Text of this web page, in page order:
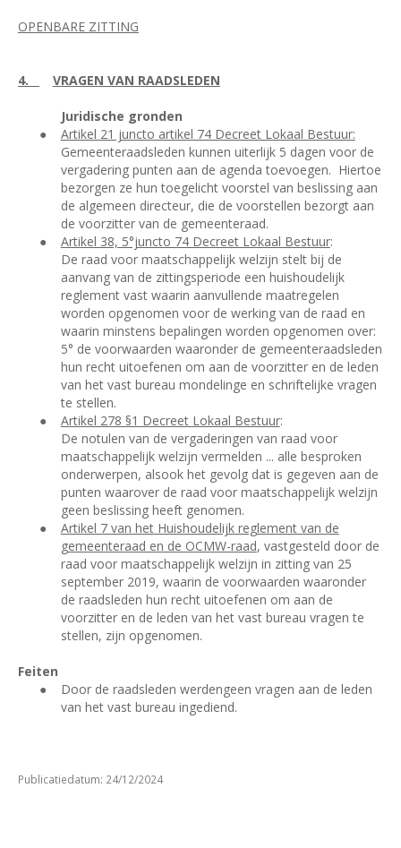
OPENBARE ZITTING
4. VRAGEN VAN RAADSLEDEN
Juridische gronden
●
Artikel 21 juncto artikel 74 Decreet Lokaal Bestuur:
Gemeenteraadsleden kunnen uiterlijk 5 dagen voor de
vergadering punten aan de agenda toevoegen. Hiertoe
bezorgen ze hun toegelicht voorstel van beslissing aan
de algemeen directeur, die de voorstellen bezorgt aan
de voorzitter van de gemeenteraad.
●
Artikel 38, 5°juncto 74 Decreet Lokaal Bestuur:
De raad voor maatschappelijk welzijn stelt bij de
aanvang van de zittingsperiode een huishoudelijk
reglement vast waarin aanvullende maatregelen
worden opgenomen voor de werking van de raad en
waarin minstens bepalingen worden opgenomen over:
5° de voorwaarden waaronder de gemeenteraadsleden
hun recht uitoefenen om aan de voorzitter en de leden
van het vast bureau mondelinge en schriftelijke vragen
te stellen.
●
Artikel 278 §1 Decreet Lokaal Bestuur:
De notulen van de vergaderingen van raad voor
maatschappelijk welzijn vermelden ... alle besproken
onderwerpen, alsook het gevolg dat is gegeven aan de
punten waarover de raad voor maatschappelijk welzijn
geen beslissing heeft genomen.
●
Artikel 7 van het Huishoudelijk reglement van de
gemeenteraad en de OCMW-raad, vastgesteld door de
raad voor maatschappelijk welzijn in zitting van 25
september 2019, waarin de voorwaarden waaronder
de raadsleden hun recht uitoefenen om aan de
voorzitter en de leden van het vast bureau vragen te
stellen, zijn opgenomen.
Feiten
●
Door de raadsleden werdengeen vragen aan de leden
van het vast bureau ingediend.
Publicatiedatum: 24/12/2024